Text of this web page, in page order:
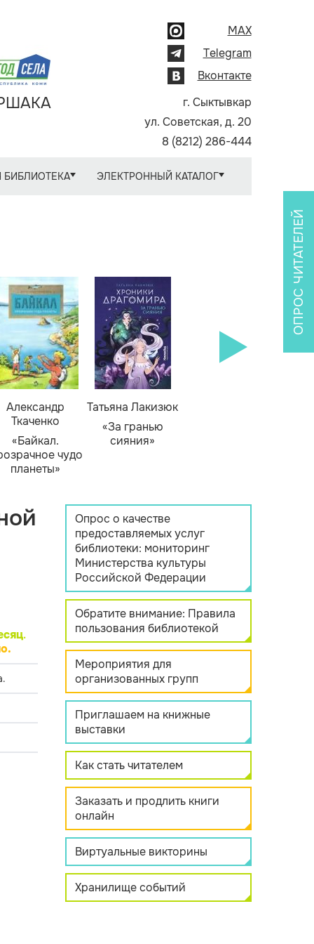
MAX
Telegram
Вконтакте
г. Сыктывкар
ул. Советская, д. 20
8 (8212) 286-444
БИБЛИОТЕКА ЭЛЕКТРОННЫЙ КАТАЛОГ
Александр
Ткаченко
«Байкал.
чудо
планеты»
Татьяна Лакизюк
«За гранью
сияния»
.
ОПРОС ЧИТАТЕЛЕЙ
Опрос о качестве
предоставляемых услуг
библиотеки: мониторинг
Министерства культуры
Российской Федерации
Обратите внимание: Правила
пользования библиотекой
Мероприятия для
организованных групп
Приглашаем на книжные
выставки
Как стать читателем
Заказать и продлить книги
онлайн
Виртуальные викторины
Хранилище событий